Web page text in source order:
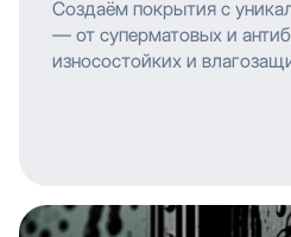
Создаём покрытия с
— от суперматовых и
износостойких и